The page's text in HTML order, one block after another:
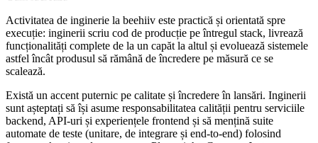
Activitatea de inginerie la beehiiv este practică și orientată spre
execuție: inginerii scriu cod de producție pe întregul stack, livrează
funcționalități complete de la un capăt la altul și evoluează sistemele
astfel încât produsul să rămână de încredere pe măsură ce se
scalează.
Există un accent puternic pe calitate și încredere în lansări. Inginerii
sunt așteptați să își asume responsabilitatea calității pentru serviciile
backend, API-uri și experiențele frontend și să mențină suite
automate de teste (unitare, de integrare și end-to-end) folosind